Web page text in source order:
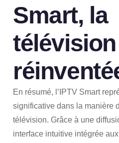
Smart, la
télévision
En résumé, l’IPTV Smart
significative dans la manière
télévision. Grâce à une
interface intuitive intégrée